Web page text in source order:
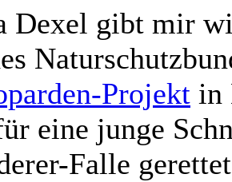
Dexel gibt mir
Projekt in
eine junge
Falle